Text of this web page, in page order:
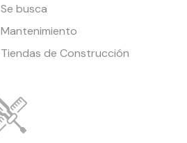
Se busca
Mantenimiento
Tiendas de Construcción